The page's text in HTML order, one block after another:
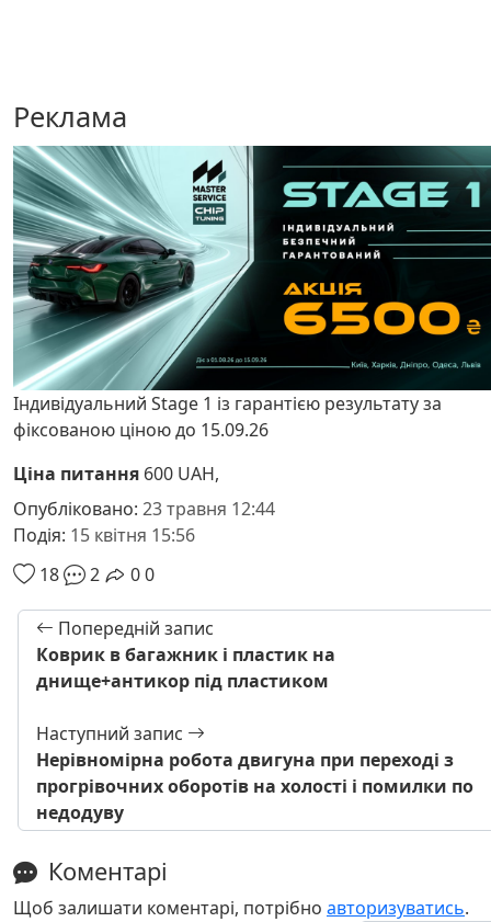
Реклама
Індивідуальний Stage 1 із гарантією результату за
фіксованою ціною до 15.09.26
Ціна питання 600 UAH,
Опубліковано: 23 травня 12:44
Подія: 15 квітня 15:56
18
2 00
Попередній запис
Коврик в багажник і пластик на
днище+антикор під пластиком
Наступний запис
Нерівномірна робота двигуна при переході з
прогрівочних оборотів на холості і помилки по
недодуву
Коментарі
Щоб залишати коментарі, потрібно авторизуватись.